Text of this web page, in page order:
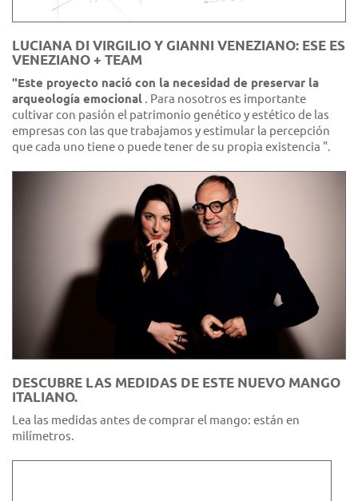
LUCIANA DI VIRGILIO Y GIANNI VENEZIANO: ESE ES
VENEZIANO + TEAM
"Este proyecto nació con la necesidad de preservar la
arqueología emocional . Para nosotros es importante
cultivar con pasión el patrimonio genético y estético de las
empresas con las que trabajamos y estimular la percepción
que cada uno tiene o puede tener de su propia existencia ".
DESCUBRE LAS MEDIDAS DE ESTE NUEVO MANGO
ITALIANO.
Lea las medidas antes de comprar el mango: están en
milímetros.